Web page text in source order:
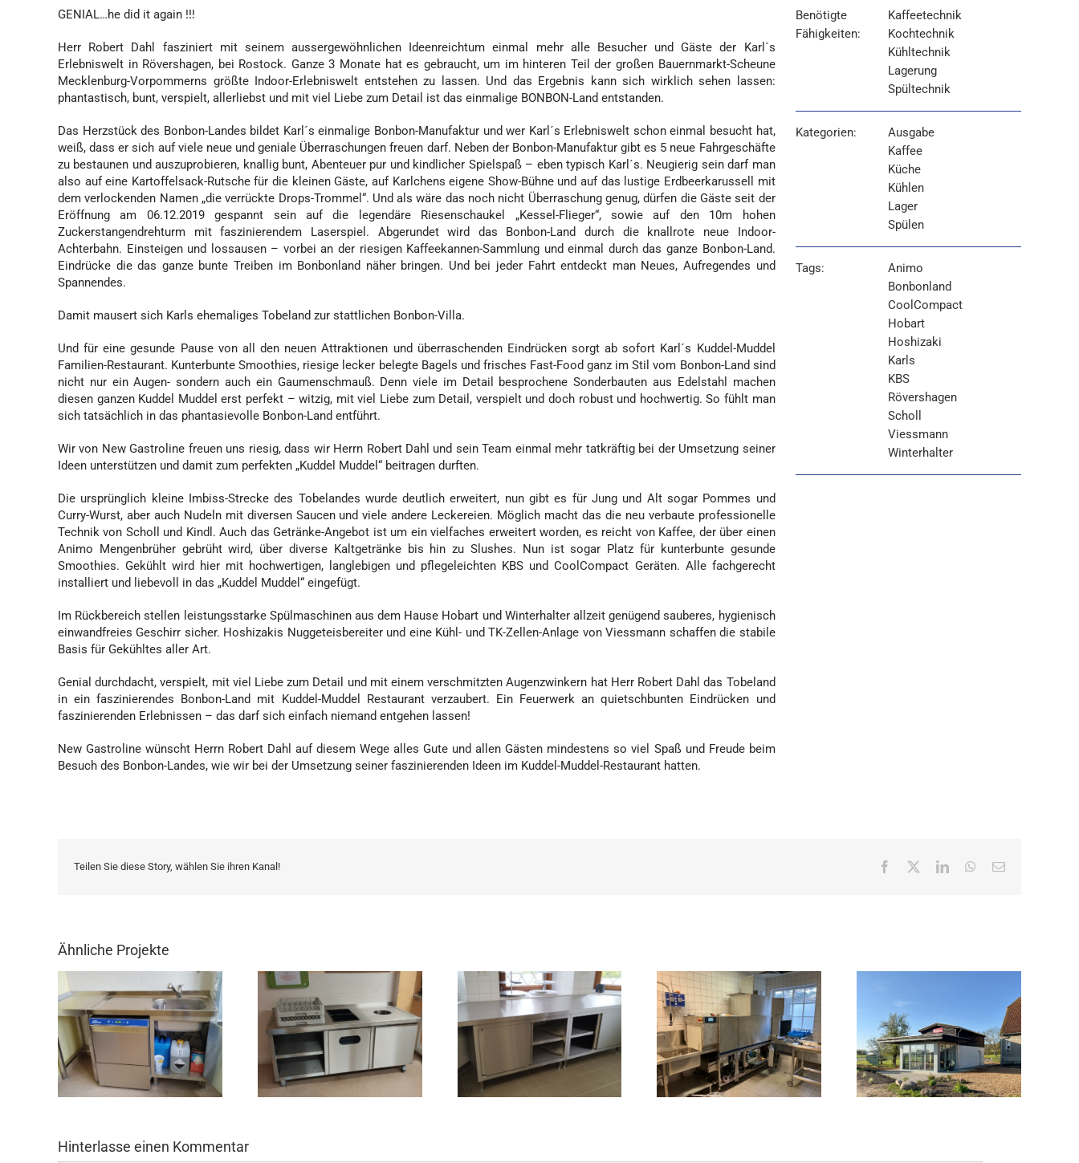
GENIAL…he did it again !!!
Herr Robert Dahl fasziniert mit seinem aussergewöhnlichen Ideenreichtum einmal mehr alle Besucher und Gäste der Karl´s
Erlebniswelt in Rövershagen, bei Rostock. Ganze 3 Monate hat es gebraucht, um im hinteren Teil der großen Bauernmarkt-Scheune
Mecklenburg-Vorpommerns größte Indoor-Erlebniswelt entstehen zu lassen. Und das Ergebnis kann sich wirklich sehen lassen:
phantastisch, bunt, verspielt, allerliebst und mit viel Liebe zum Detail ist das einmalige BONBON-Land entstanden.
Das Herzstück des Bonbon-Landes bildet Karl´s einmalige Bonbon-Manufaktur und wer Karl´s Erlebniswelt schon einmal besucht hat,
weiß, dass er sich auf viele neue und geniale Überraschungen freuen darf. Neben der Bonbon-Manufaktur gibt es 5 neue Fahrgeschäfte
zu bestaunen und auszuprobieren, knallig bunt, Abenteuer pur und kindlicher Spielspaß – eben typisch Karl´s. Neugierig sein darf man
also auf eine Kartoffelsack-Rutsche für die kleinen Gäste, auf Karlchens eigene Show-Bühne und auf das lustige Erdbeerkarussell mit
dem verlockenden Namen „die verrückte Drops-Trommel“. Und als wäre das noch nicht Überraschung genug, dürfen die Gäste seit der
Eröffnung am 06.12.2019 gespannt sein auf die legendäre Riesenschaukel „Kessel-Flieger“, sowie auf den 10m hohen
Zuckerstangendrehturm mit faszinierendem Laserspiel. Abgerundet wird das Bonbon-Land durch die knallrote neue Indoor-
Achterbahn. Einsteigen und lossausen – vorbei an der riesigen Kaffeekannen-Sammlung und einmal durch das ganze Bonbon-Land.
Eindrücke die das ganze bunte Treiben im Bonbonland näher bringen. Und bei jeder Fahrt entdeckt man Neues, Aufregendes und
Spannendes.
Damit mausert sich Karls ehemaliges Tobeland zur stattlichen Bonbon-Villa.
Und für eine gesunde Pause von all den neuen Attraktionen und überraschenden Eindrücken sorgt ab sofort Karl´s Kuddel-Muddel
Familien-Restaurant. Kunterbunte Smoothies, riesige lecker belegte Bagels und frisches Fast-Food ganz im Stil vom Bonbon-Land sind
nicht nur ein Augen- sondern auch ein Gaumenschmauß. Denn viele im Detail besprochene Sonderbauten aus Edelstahl machen
diesen ganzen Kuddel Muddel erst perfekt – witzig, mit viel Liebe zum Detail, verspielt und doch robust und hochwertig. So fühlt man
sich tatsächlich in das phantasievolle Bonbon-Land entführt.
Wir von New Gastroline freuen uns riesig, dass wir Herrn Robert Dahl und sein Team einmal mehr tatkräftig bei der Umsetzung seiner
Ideen unterstützen und damit zum perfekten „Kuddel Muddel“ beitragen durften.
Die ursprünglich kleine Imbiss-Strecke des Tobelandes wurde deutlich erweitert, nun gibt es für Jung und Alt sogar Pommes und
Curry-Wurst, aber auch Nudeln mit diversen Saucen und viele andere Leckereien. Möglich macht das die neu verbaute professionelle
Technik von Scholl und Kindl. Auch das Getränke-Angebot ist um ein vielfaches erweitert worden, es reicht von Kaffee, der über einen
Animo Mengenbrüher gebrüht wird, über diverse Kaltgetränke bis hin zu Slushes. Nun ist sogar Platz für kunterbunte gesunde
Smoothies. Gekühlt wird hier mit hochwertigen, langlebigen und pflegeleichten KBS und CoolCompact Geräten. Alle fachgerecht
installiert und liebevoll in das „Kuddel Muddel“ eingefügt.
Im Rückbereich stellen leistungsstarke Spülmaschinen aus dem Hause Hobart und Winterhalter allzeit genügend sauberes, hygienisch
einwandfreies Geschirr sicher. Hoshizakis Nuggeteisbereiter und eine Kühl- und TK-Zellen-Anlage von Viessmann schaffen die stabile
Basis für Gekühltes aller Art.
Genial durchdacht, verspielt, mit viel Liebe zum Detail und mit einem verschmitzten Augenzwinkern hat Herr Robert Dahl das Tobeland
in ein faszinierendes Bonbon-Land mit Kuddel-Muddel Restaurant verzaubert. Ein Feuerwerk an quietschbunten Eindrücken und
faszinierenden Erlebnissen – das darf sich einfach niemand entgehen lassen!
New Gastroline wünscht Herrn Robert Dahl auf diesem Wege alles Gute und allen Gästen mindestens so viel Spaß und Freude beim
Besuch des Bonbon-Landes, wie wir bei der Umsetzung seiner faszinierenden Ideen im Kuddel-Muddel-Restaurant hatten.
Benötigte
Fähigkeiten:
Kaffeetechnik
Kochtechnik
Kühltechnik
Lagerung
Spültechnik
Kategorien:
Ausgabe
Kaffee
Küche
Kühlen
Lager
Spülen
Tags:
Animo
Bonbonland
CoolCompact
Hobart
Hoshizaki
Karls
KBS
Rövershagen
Scholl
Viessmann
Winterhalter
Teilen Sie diese Story, wählen Sie ihren Kanal! Facebook LinkedInWhatsApp
E-
Ähnliche Projekte
Hinterlasse einen Kommentar